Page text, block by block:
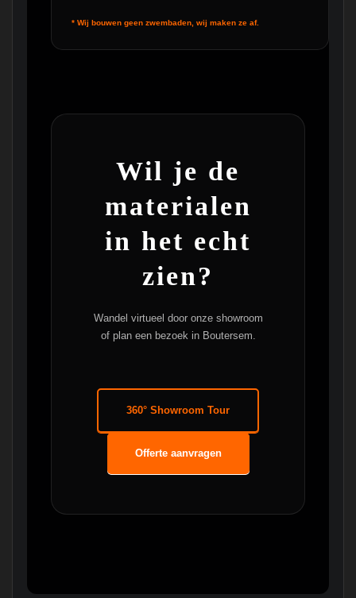
* Wij bouwen geen zwembaden, wij maken ze af.
Wil je de
materialen
in het echt
zien?
Wandel virtueel door onze showroom
of plan een bezoek in Boutersem.
360° Showroom Tour
Offerte aanvragen